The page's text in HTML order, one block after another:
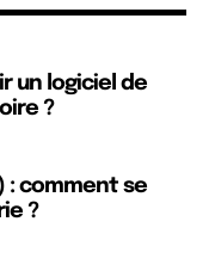
un logiciel de
?
: comment se
?